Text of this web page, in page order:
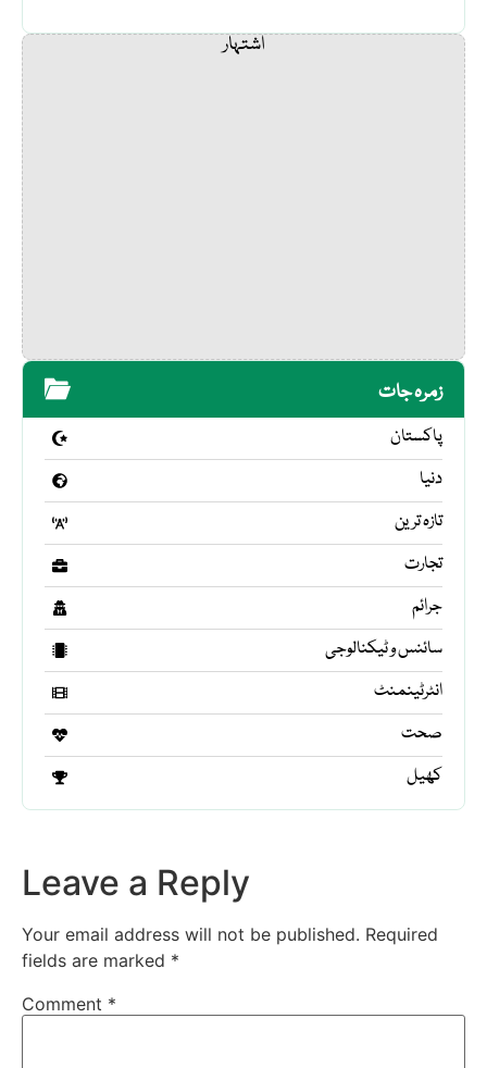
اشتہار
زمرہ جات
پاکستان
دنیا
تازہ ترین
تجارت
جرائم
سائنس و ٹیکنالوجی
انٹرٹینمنٹ
صحت
کھیل
Leave a Reply
Your email address will not be published. Required
fields are marked *
Comment *